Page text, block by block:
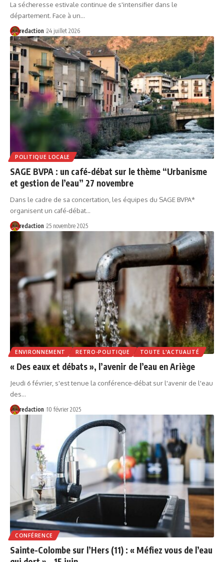
La sécheresse estivale continue de s'intensifier dans le
département. Face à un…
redaction 24 juillet 2026
POLITIQUE LOCALE
SAGE BVPA : un café-débat sur le thème “Urbanisme
et gestion de l’eau” 27 novembre
Dans le cadre de sa concertation, les équipes du SAGE BVPA*
organisent un café-débat…
redaction 25 novembre 2025
ENVIRONNEMENT RETRO-POLITIQUE TOUTE L'ACTUALITÉ
« Des eaux et débats », l’avenir de l’eau en Ariège
Jeudi 6 février, s'est tenue la conférence-débat sur l'avenir de l'eau
des…
redaction 10 février 2025
CONFÉRENCE
Sainte-Colombe sur l’Hers (11) : « Méfiez vous de l’eau